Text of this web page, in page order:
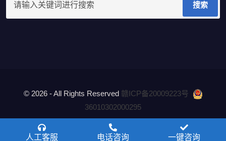
搜索
© 2026 - All Rights Reserved 赣ICP备20009223号
36010302000295
Privacy Policy
人工客服
电话咨询 一键咨询